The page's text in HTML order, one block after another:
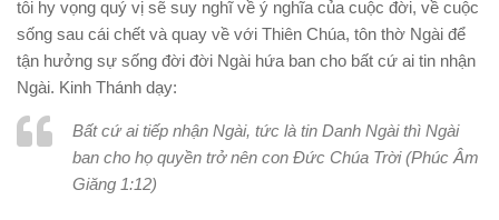
tôi hy vọng quý vị sẽ suy nghĩ về ý nghĩa của cuộc đời, về cuộc
sống sau cái chết và quay về với Thiên Chúa, tôn thờ Ngài để
tận hưởng sự sống đời đời Ngài hứa ban cho bất cứ ai tin nhận
Ngài. Kinh Thánh dạy:
Bất cứ ai tiếp nhận Ngài, tức là tin Danh Ngài thì Ngài
ban cho họ quyền trở nên con Đức Chúa Trời (Phúc Âm
Giăng 1:12)